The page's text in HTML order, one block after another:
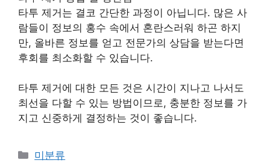
타투 제거는 결코 간단한 과정이 아닙니다. 많은 사
람들이 정보의 홍수 속에서 혼란스러워 하곤 하지
만, 올바른 정보를 얻고 전문가의 상담을 받는다면
후회를 최소화할 수 있습니다.
타투 제거에 대한 모든 것은 시간이 지나고 나서도
최선을 다할 수 있는 방법이므로, 충분한 정보를 가
지고 신중하게 결정하는 것이 좋습니다.
Categories
미분류